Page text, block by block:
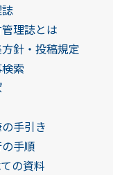
理誌とは
針・投稿規定
索
手引き
手順
の資料